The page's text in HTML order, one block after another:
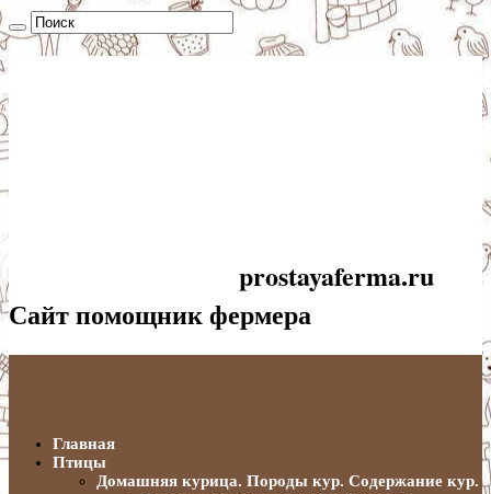
prostayaferma.ru
Сайт помощник фермера
Главная
Птицы
Домашняя курица. Породы кур. Содержание кур.